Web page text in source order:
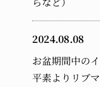
2024.08.08
お盆期間中の
平素よりリブ